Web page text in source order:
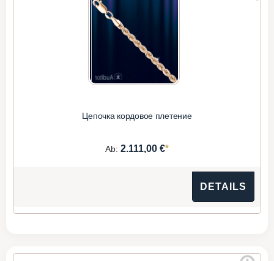
Цепочка кордовое плетение
Ab: 2.111,00 €*
DETAILS